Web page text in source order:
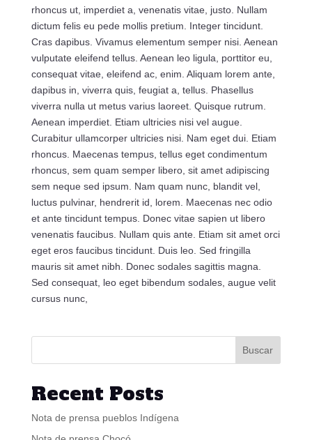
rhoncus ut, imperdiet a, venenatis vitae, justo. Nullam
dictum felis eu pede mollis pretium. Integer tincidunt.
Cras dapibus. Vivamus elementum semper nisi. Aenean
vulputate eleifend tellus. Aenean leo ligula, porttitor eu,
consequat vitae, eleifend ac, enim. Aliquam lorem ante,
dapibus in, viverra quis, feugiat a, tellus. Phasellus
viverra nulla ut metus varius laoreet. Quisque rutrum.
Aenean imperdiet. Etiam ultricies nisi vel augue.
Curabitur ullamcorper ultricies nisi. Nam eget dui. Etiam
rhoncus. Maecenas tempus, tellus eget condimentum
rhoncus, sem quam semper libero, sit amet adipiscing
sem neque sed ipsum. Nam quam nunc, blandit vel,
luctus pulvinar, hendrerit id, lorem. Maecenas nec odio
et ante tincidunt tempus. Donec vitae sapien ut libero
venenatis faucibus. Nullam quis ante. Etiam sit amet orci
eget eros faucibus tincidunt. Duis leo. Sed fringilla
mauris sit amet nibh. Donec sodales sagittis magna.
Sed consequat, leo eget bibendum sodales, augue velit
cursus nunc,
Buscar
Recent Posts
Nota de prensa pueblos Indígena